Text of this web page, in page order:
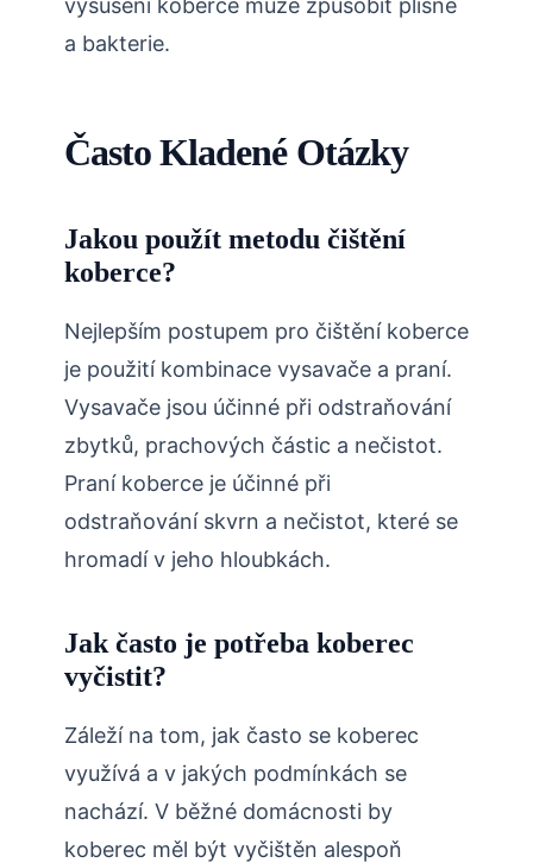
vysušení koberce může způsobit plísně
a bakterie.
Často Kladené Otázky
Jakou použít metodu čištění
koberce?
Nejlepším postupem pro čištění koberce
je použití kombinace vysavače a praní.
Vysavače jsou účinné při odstraňování
zbytků, prachových částic a nečistot.
Praní koberce je účinné při
odstraňování skvrn a nečistot, které se
hromadí v jeho hloubkách.
Jak často je potřeba koberec
vyčistit?
Záleží na tom, jak často se koberec
využívá a v jakých podmínkách se
nachází. V běžné domácnosti by
koberec měl být vyčištěn alespoň